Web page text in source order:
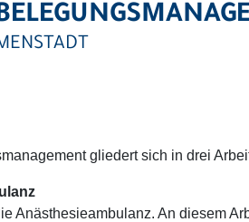
gliedert sich in drei
Anästhesieambulanz. An diesem